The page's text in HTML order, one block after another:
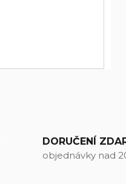
DORUČENÍ
objednávky nad